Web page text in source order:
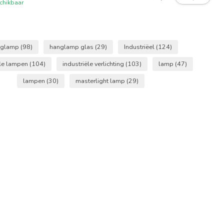
(98) hanglamp glas (29) Industriëel (124)
lampen (104) industriële verlichting (103) lamp (47)
lampen (30) masterlight lamp (29)